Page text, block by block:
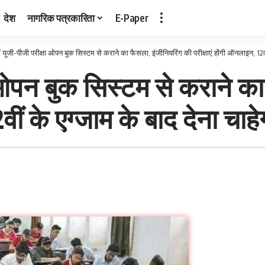
देश नागरिक पत्रकारिता E-Paper
पीजी परीक्षा ओपन बुक सिस्टम से कराने का फैसला, इंजीनियरिंग की परीक्षाएं होंगी ऑनलाइन,
ओपन बुक सिस्टम से कराने
के एग्जाम के बाद देना